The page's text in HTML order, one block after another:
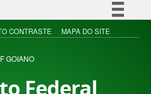
Simplifique!
Acesso à informação
CONTRASTE MAPA DO SITE
GOIANO
Federal